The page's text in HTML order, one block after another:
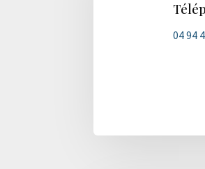
04 94